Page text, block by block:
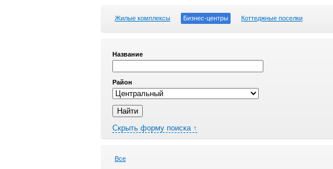
Жилые комплексы Бизнес-центры Коттеджные поселки
Название
Район
Скрыть форму поиска ↑
Все